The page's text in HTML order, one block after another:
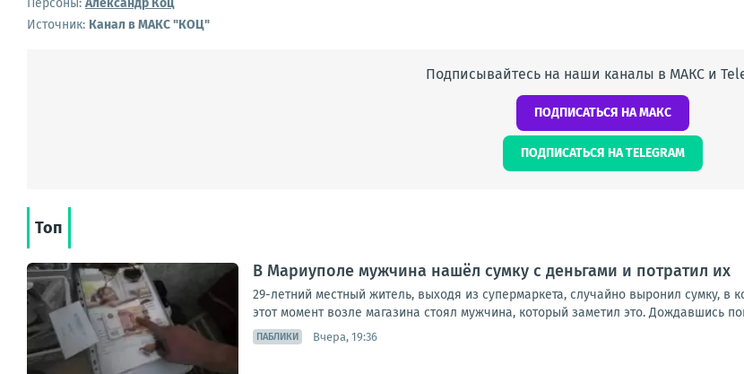
Персоны: Александр Коц
Источник: Канал в МАКС "КОЦ"
Подписывайтесь на наши каналы в МАКС и
ПОДПИСАТЬСЯ НА МАКС
ПОДПИСАТЬСЯ НА TELEGRAM
Топ
В Мариуполе мужчина нашёл сумку с деньгами и потратил их
29-летний местный житель, выходя из супермаркета, случайно выронил сумку,
этот момент возле магазина стоял мужчина, который заметил это. Дождавшись
ПАБЛИКИ Вчера, 19:36